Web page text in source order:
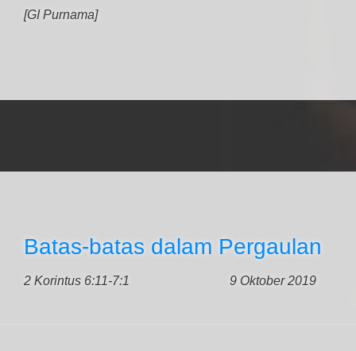
[GI Purnama]
Batas-batas dalam Pergaulan
2 Korintus 6:11-7:1 9 Oktober 2019